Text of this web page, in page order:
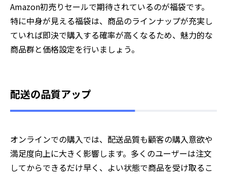
Amazon初売りセールで期待されているのが福袋です。
特に中身が見える福袋は、商品のラインナップが充実し
ていれば即決で購入する確率が高くなるため、魅力的な
商品群と価格設定を行いましょう。
配送の品質アップ
オンラインでの購入では、配送品質も顧客の購入意欲や
満足度向上に大きく影響します。多くのユーザーは注文
してからできるだけ早く、よい状態で商品を受け取るこ